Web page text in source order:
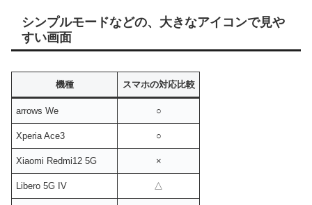
シンプルモードなどの、大きなアイコンで見や
すい画面
機種 スマホの対応比較
arrows We ○
Xperia Ace3 ○
Xiaomi Redmi12 5G ×
Libero 5G IV △